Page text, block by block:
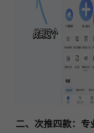
二、次推四款：专